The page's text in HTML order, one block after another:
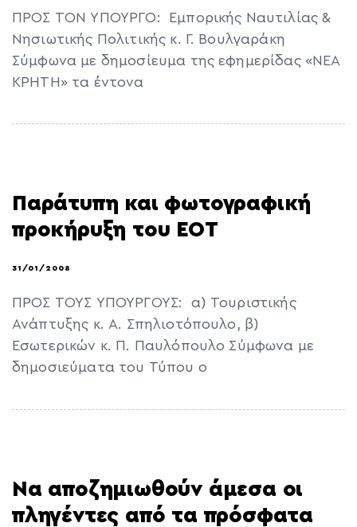
ΠΡΟΣ ΤΟΝ ΥΠΟΥΡΓΟ: Εμπορικής Ναυτιλίας &
Νησιωτικής Πολιτικής κ. Γ. Βουλγαράκη
Σύμφωνα με δημοσίευμα της εφημερίδας «ΝΕΑ
ΚΡΗΤΗ» τα έντονα
Παράτυπη και φωτογραφική
προκήρυξη του ΕΟΤ
31/01/2008
ΠΡΟΣ ΤΟΥΣ ΥΠΟΥΡΓΟΥΣ: α) Τουριστικής
Ανάπτυξης κ. Α. Σπηλιοτόπουλο, β)
Εσωτερικών κ. Π. Παυλόπουλο Σύμφωνα με
δημοσιεύματα του Τύπου ο
Να αποζημιωθούν άμεσα οι
πληγέντες από τα πρόσφατα